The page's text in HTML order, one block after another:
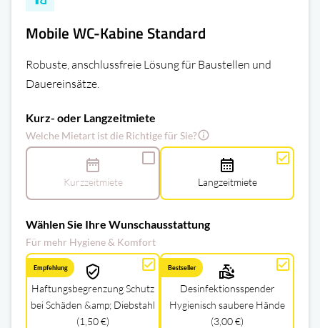
Mobile WC-Kabine Standard
Robuste, anschlussfreie Lösung für Baustellen und
Dauereinsätze.
Kurz- oder Langzeitmiete
Welche Mietart ist die Richtige für Sie?info
date_range
Kurzzeitmiete
calendar_month
Langzeitmiete
Wählen Sie Ihre Wunschausstattung
Für mehr Hygiene & Komfort
verified_user
Haftungsbegrenzung Schutz
bei Schäden &amp; Diebstahl
(1,50 €)
clean_hands
Desinfektionsspender
Hygienisch saubere Hände
(3,00 €)